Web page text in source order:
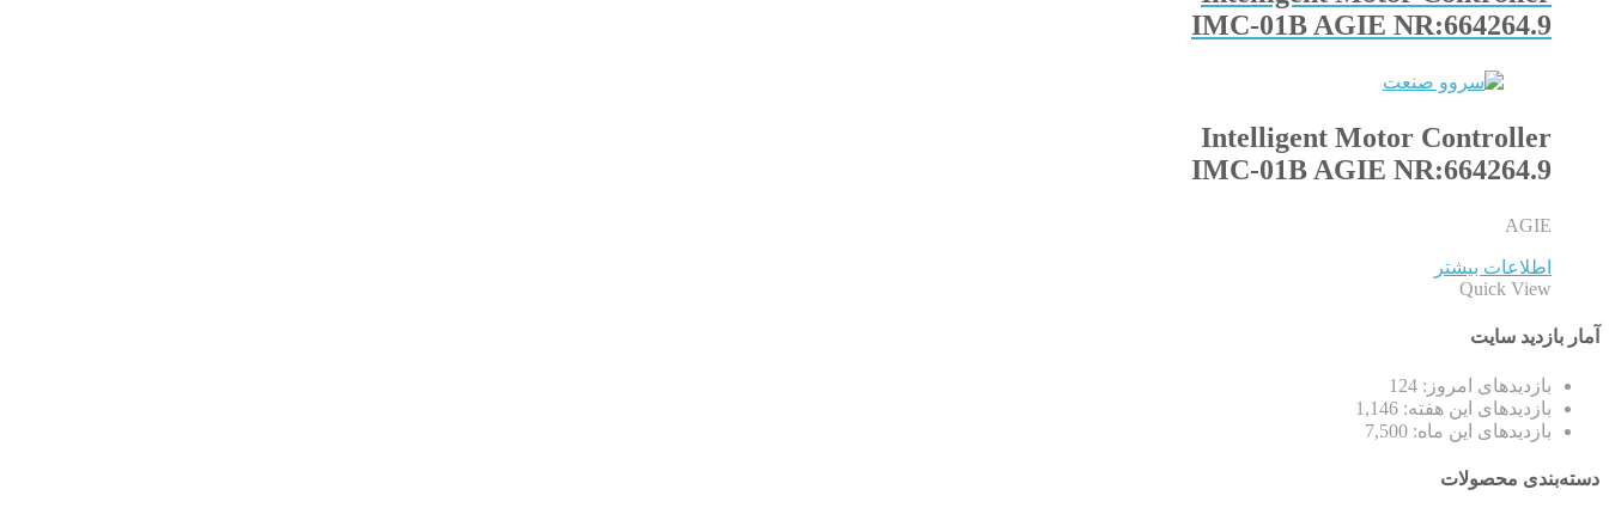
IMC-01B AGIE NR:664264.9
Intelligent Motor Controller
IMC-01B AGIE NR:664264.9
AGIE
اطلاعات بیشتر
Quick View
آمار بازدید سایت
بازدیدهای امروز: 124
بازدیدهای این هفته: 1,146
بازدیدهای این ماه: 7,500
دسته‌بندی محصولات